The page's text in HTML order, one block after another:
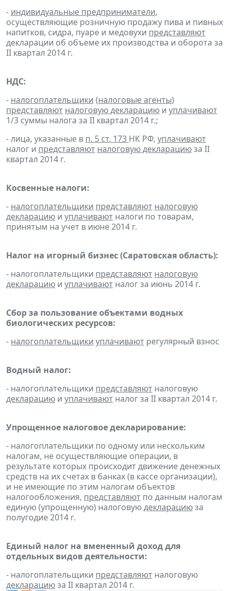
- индивидуальные предприниматели,
осуществляющие розничную продажу пива и пивных
напитков, сидра, пуаре и медовухи представляют
декларации об объеме их производства и оборота за
II квартал 2014 г.
НДС:
- налогоплательщики (налоговые агенты)
представляют налоговую декларацию и уплачивают
1/3 суммы налога за II квартал 2014 г.;
- лица, указанные в п. 5 ст. 173 НК РФ, уплачивают
налог и представляют налоговую декларациюза II
квартал 2014 г.
Косвенные налоги:
- налогоплательщики представляют налоговую
декларацию и уплачивают налоги по товарам,
принятым на учет в июне 2014 г.
Налог на игорный бизнес (Саратовская область):
- налогоплательщики представляют налоговую
декларацию и уплачивают налог за июнь 2014 г.
Сбор за пользование объектами водных
биологических ресурсов:
- налогоплательщики уплачивают регулярный взнос
Водный налог:
- налогоплательщики представляют налоговую
декларацию и уплачивают налог за II квартал 2014 г.
Упрощенное налоговое декларирование:
- налогоплательщики по одному или нескольким
налогам, не осуществляющие операции, в
результате которых происходит движение денежных
средств на их счетах в банках (в кассе организации),
и не имеющие по этим налогам объектов
налогообложения, представляют по данным налогам
единую (упрощенную) налоговуюдекларациюза
полугодие 2014 г.
Единый налог на вмененный доход для
отдельных видов деятельности:
- налогоплательщики представляют налоговую
декларациюза II квартал 2014 г.